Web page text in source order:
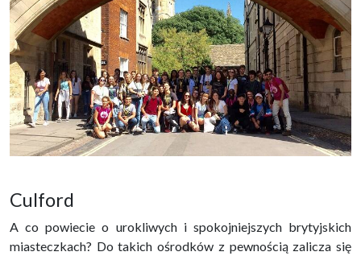
Culford
A co powiecie o urokliwych i spokojniejszych brytyjskich
miasteczkach? Do takich ośrodków z pewnością zalicza się